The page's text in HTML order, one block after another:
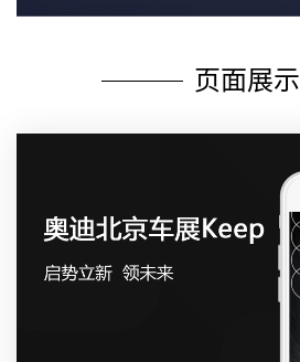
页面展示